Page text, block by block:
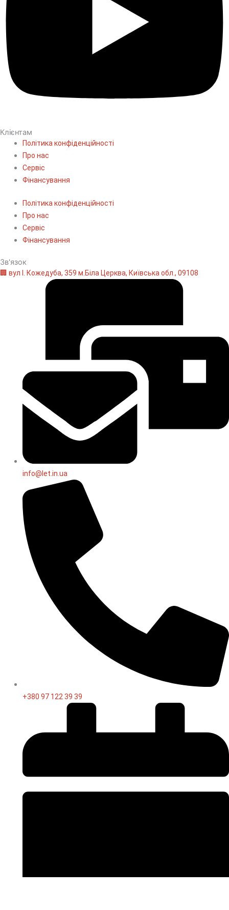
Клієнтам
Політика конфіденційності
Про нас
Сервіс
Фінансування
Політика конфіденційності
Про нас
Сервіс
Фінансування
Зв'язок
🏢 вул І. Кожедуба, 359 м.Біла Церква, Київська обл., 09108
info@let.in.ua
+380 97 122 39 39